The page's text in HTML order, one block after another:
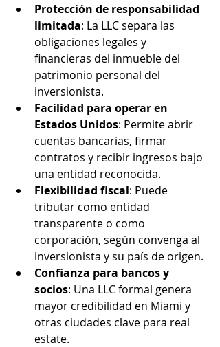
Protección de responsabilidad
limitada: La LLC separa las
obligaciones legales y
financieras del inmueble del
patrimonio personal del
inversionista.
Facilidad para operar en
Estados Unidos: Permite abrir
cuentas bancarias, firmar
contratos y recibir ingresos bajo
una entidad reconocida.
Flexibilidad fiscal: Puede
tributar como entidad
transparente o como
corporación, según convenga al
inversionista y su país de origen.
Confianza para bancos y
socios: Una LLC formal genera
mayor credibilidad en Miami y
otras ciudades clave para real
estate.